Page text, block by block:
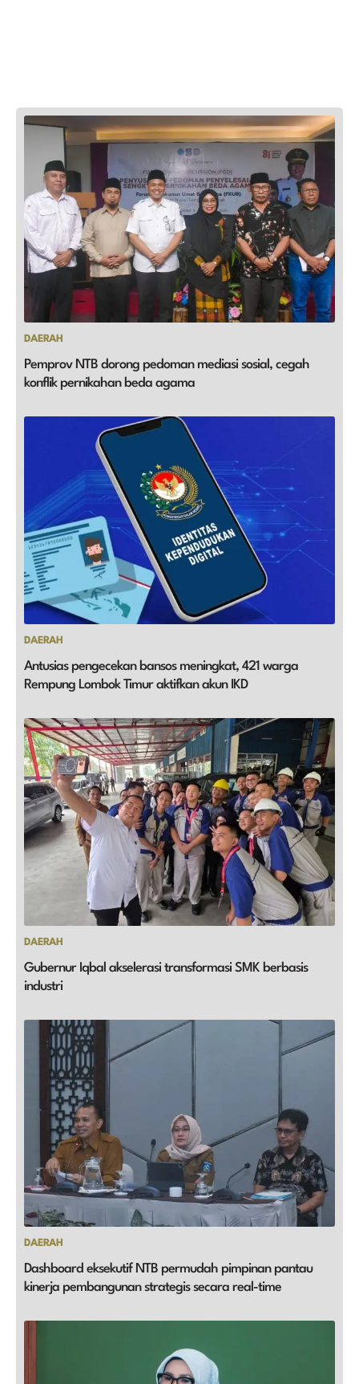
DAERAH
Pemprov NTB dorong pedoman mediasi sosial, cegah
konflik pernikahan beda agama
DAERAH
Antusias pengecekan bansos meningkat, 421 warga
Rempung Lombok Timur aktifkan akun IKD
DAERAH
Gubernur Iqbal akselerasi transformasi SMK berbasis
industri
DAERAH
Dashboard eksekutif NTB permudah pimpinan pantau
kinerja pembangunan strategis secara real-time